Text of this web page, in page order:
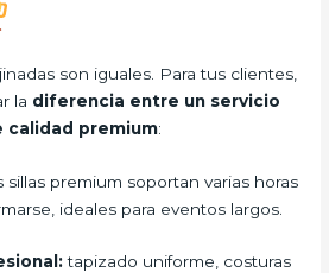
son iguales. Para tus clientes,
la diferencia entre un servicio
calidad premium:
sillas premium soportan varias horas
ideales para eventos largos.
tapizado uniforme, costuras